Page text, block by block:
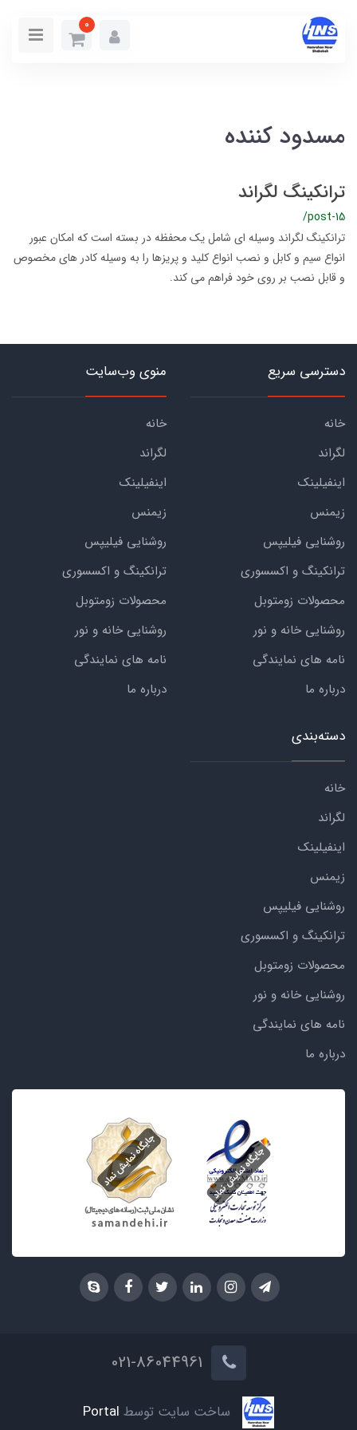
0
مسدود کننده
ترانکینگ لگراند
/post-15
ترانکینگ لگراند وسیله ای شامل یک محفظه در بسته است که امکان عبور
انواع سیم و کابل و نصب انواع کلید و پریزها را به وسیله کادر های مخصوص
و قابل نصب بر روی خود فراهم می کند.
دسترسی سریع
خانه
لگراند
اینفیلینک
زیمنس
روشنایی فیلیپس
ترانکینگ و اکسسوری
محصولات زومتوبل
روشنایی خانه و نور
نامه های نمایندگی
درباره ما
منوی وب‌سایت
خانه
لگراند
اینفیلینک
زیمنس
روشنایی فیلیپس
ترانکینگ و اکسسوری
محصولات زومتوبل
روشنایی خانه و نور
نامه های نمایندگی
درباره ما
دسته‌بندی
خانه
لگراند
اینفیلینک
زیمنس
روشنایی فیلیپس
ترانکینگ و اکسسوری
محصولات زومتوبل
روشنایی خانه و نور
نامه های نمایندگی
درباره ما
ساخت سایت توسط Portal